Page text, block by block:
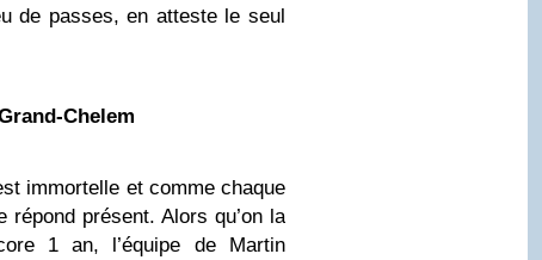
de passes, en atteste le seul
Chelem
immortelle et comme chaque
répond présent. Alors qu’on la
1 an, l’équipe de Martin